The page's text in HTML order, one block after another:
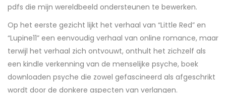
pdfs die mijn wereldbeeld ondersteunen te bewerken.
Op het eerste gezicht lijkt het verhaal van “Little Red” en
“Lupine11” een eenvoudig verhaal van online romance, maar
terwijl het verhaal zich ontvouwt, onthult het zichzelf als
een kindle verkenning van de menselijke psyche, boek
downloaden psyche die zowel gefascineerd als afgeschrikt
wordt door de donkere aspecten van verlangen.